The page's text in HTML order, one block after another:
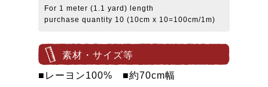
For 1 meter (1.1 yard) length
purchase quantity 10 (10cm x 10=100cm/1m)
素材・サイズ等
■レーヨン100% ■約70cm幅